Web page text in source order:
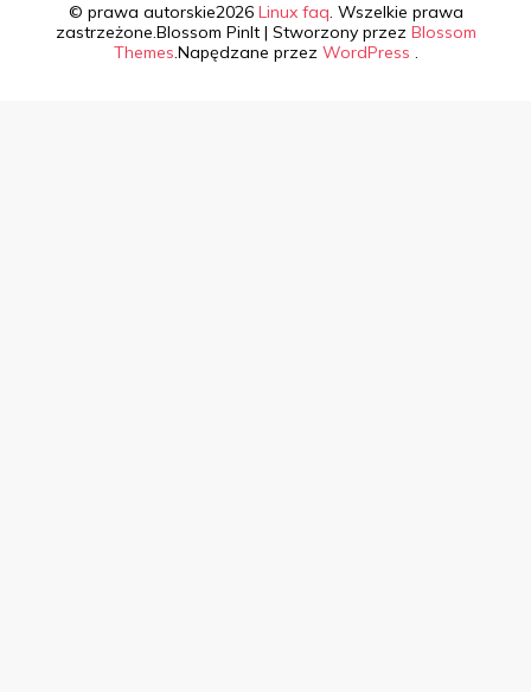
© prawa autorskie2026 Linux faq. Wszelkie prawa
zastrzeżone.Blossom PinIt | Stworzony przez Blossom
Themes.Napędzane przez WordPress .